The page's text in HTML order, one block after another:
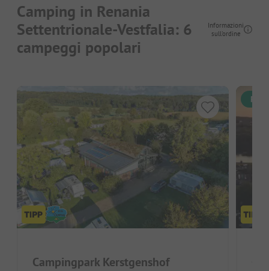
Camping in Renania
Settentrionale-Vestfalia: 6
campeggi popolari
Informazioni
sull'ordine
Campingpark Kerstgenshof